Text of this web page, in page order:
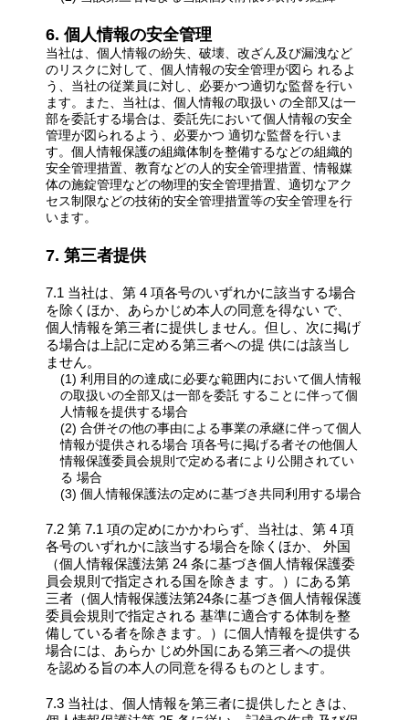
6. 個人情報の安全管理
当社は、個人情報の紛失、破壊、改ざん及び漏洩など
のリスクに対して、個人情報の安全管理が図ら れるよ
う、当社の従業員に対し、必要かつ適切な監督を行い
ます。また、当社は、個人情報の取扱い の全部又は一
部を委託する場合は、委託先において個人情報の安全
管理が図られるよう、必要かつ 適切な監督を行いま
す。個人情報保護の組織体制を整備するなどの組織的
安全管理措置、教育などの人的安全管理措置、情報媒
体の施錠管理などの物理的安全管理措置、適切なアク
セス制限などの技術的安全管理措置等の安全管理を行
います。
7. 第三者提供
7.1 当社は、第 4 項各号のいずれかに該当する場合
を除くほか、あらかじめ本人の同意を得ない で、
個人情報を第三者に提供しません。但し、次に掲げ
る場合は上記に定める第三者への提 供には該当し
ません。
(1) 利用目的の達成に必要な範囲内において個人情報
の取扱いの全部又は一部を委託 することに伴って個
人情報を提供する場合
(2) 合併その他の事由による事業の承継に伴って個人
情報が提供される場合 項各号に掲げる者その他個人
情報保護委員会規則で定める者により公開されてい
る 場合
(3) 個人情報保護法の定めに基づき共同利用する場合
7.2 第 7.1 項の定めにかかわらず、当社は、第 4 項
各号のいずれかに該当する場合を除くほか、 外国
（個人情報保護法第 24 条に基づき個人情報保護委
員会規則で指定される国を除きま す。）にある第
三者（個人情報保護法第24条に基づき個人情報保護
委員会規則で指定される 基準に適合する体制を整
備している者を除きます。）に個人情報を提供する
場合には、あらか じめ外国にある第三者への提供
を認める旨の本人の同意を得るものとします。
7.3 当社は、個人情報を第三者に提供したときは、